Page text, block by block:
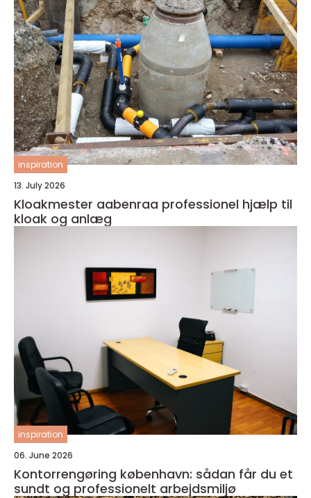
inspiration
13. July 2026
Kloakmester aabenraa professionel hjælp til
kloak og anlæg
inspiration
06. June 2026
Kontorrengøring københavn: sådan får du et
sundt og professionelt arbejdsmiljø